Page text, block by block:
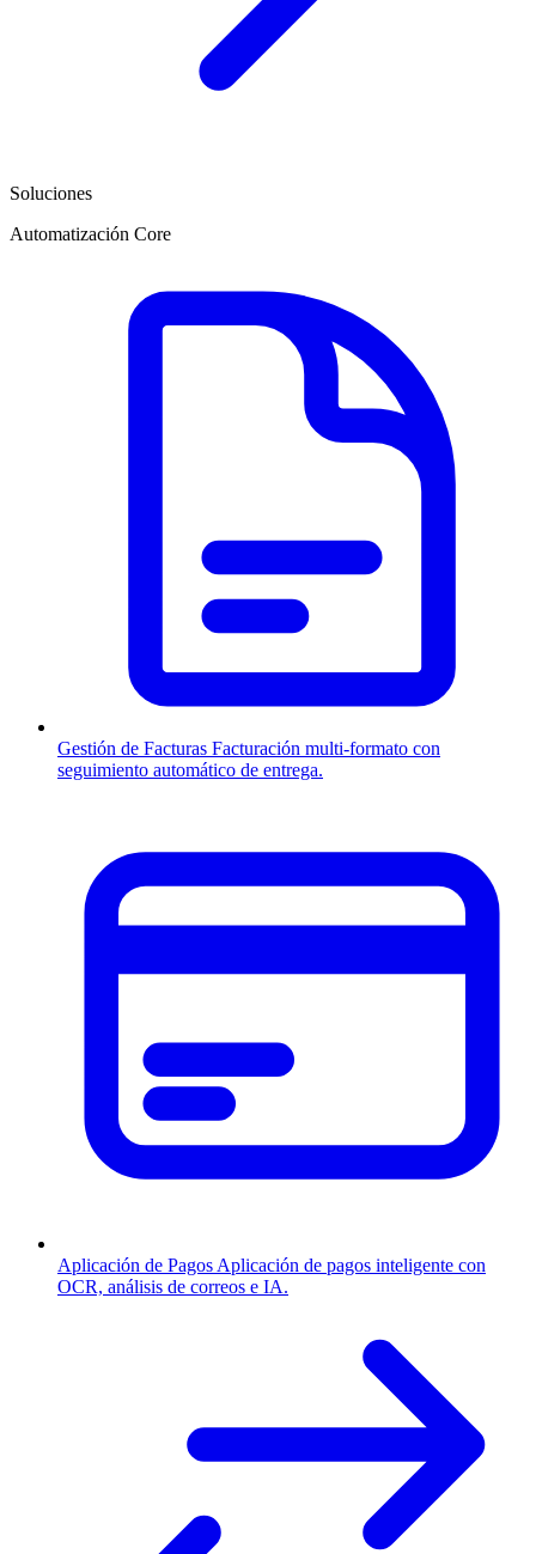
Soluciones
Automatización Core
Gestión de Facturas Facturación multi-formato con
seguimiento automático de entrega.
Aplicación de Pagos Aplicación de pagos inteligente con
OCR, análisis de correos e IA.